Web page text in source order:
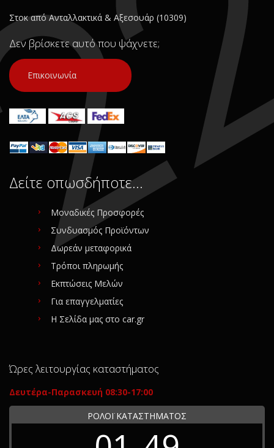
Στοκ από Ανταλλακτικά & Αξεσουάρ (10309)
Δεν βρίσκετε αυτό που ψάχνετε;
Επικοινωνία
Δείτε οπωσδήποτε…
Μοναδικές Προσφορές
Συνδυασμός Προϊόντων
Δωρεάν μεταφορικά
Τρόποι πληρωμής
Εκπτώσεις Μελών
Για επαγγελματίες
Η Σελίδα μας στο car.gr
Ώρες λειτουργίας καταστήματος
Δευτέρα-Παρασκευή 08:30-17:00
ΡΟΛΟΪ ΚΑΤΑΣΤΗΜΑΤΟΣ